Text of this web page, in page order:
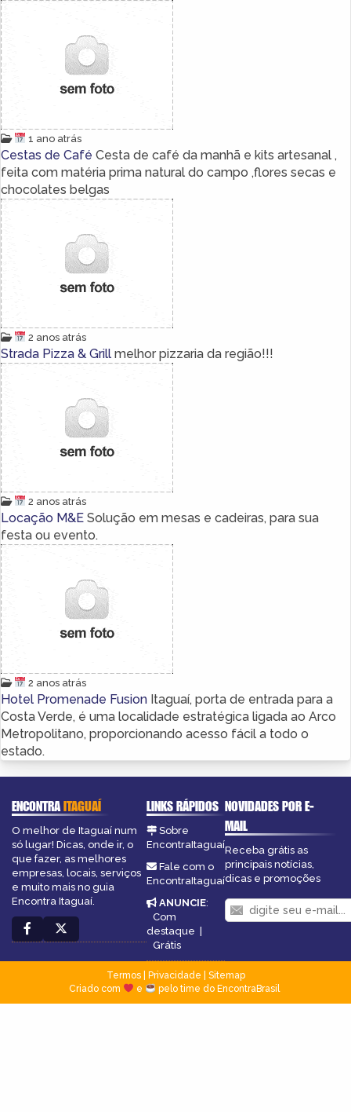
1 ano atrás
Cestas de Café Cesta de café da manhã e kits artesanal ,
feita com matéria prima natural do campo ,flores secas e
chocolates belgas
2 anos atrás
Strada Pizza & Grill melhor pizzaria da região!!!
2 anos atrás
Locação M&E Solução em mesas e cadeiras, para sua
festa ou evento.
2 anos atrás
Hotel Promenade Fusion Itaguaí, porta de entrada para a
Costa Verde, é uma localidade estratégica ligada ao Arco
Metropolitano, proporcionando acesso fácil a todo o
estado.
ENCONTRAITAGUAÍ
O melhor de Itaguaí num
só lugar! Dicas, onde ir, o
que fazer, as melhores
empresas, locais, serviços
e muito mais no guia
Encontra Itaguaí.
LINKS RÁPIDOS
Sobre
EncontraItaguaí
Fale com o
EncontraItaguaí
ANUNCIE:
Com
destaque |
Grátis
NOVIDADES POR E-
MAIL
Receba grátis as
principais notícias,
dicas e promoções
Termos| Privacidade
Sitemap
Criado com
e pelo time do EncontraBrasil